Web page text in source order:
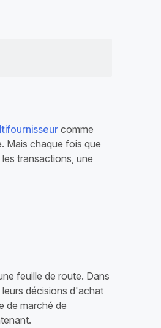
comme
Mais chaque fois que
transactions, une
feuille de route. Dans
décisions d'achat
de marché de